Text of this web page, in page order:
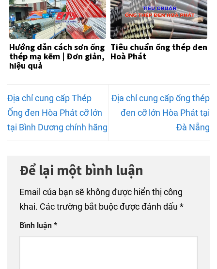
Hướng dẫn cách sơn ống
thép mạ kẽm | Đơn giản,
hiệu quả
Tiêu chuẩn ống thép đen
Hoà Phát
Địa chỉ cung cấp Thép
Ống đen Hòa Phát cỡ lớn
tại Bình Dương chính hãng
Địa chỉ cung cấp ống thép
đen cỡ lớn Hòa Phát tại
Đà Nẵng
Để lại một bình luận
Email của bạn sẽ không được hiển thị công
khai. Các trường bắt buộc được đánh dấu *
Bình luận *